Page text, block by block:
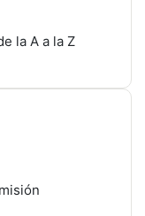
la A a la Z